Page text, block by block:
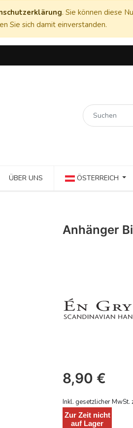
. Sie können diese
Sie sich damit einverstanden.
ÜBER UNS ÖSTERREICH
Anhänger
8,90 €
Inkl. gesetzlicher MwSt.
Zur Zeit nicht
auf Lager